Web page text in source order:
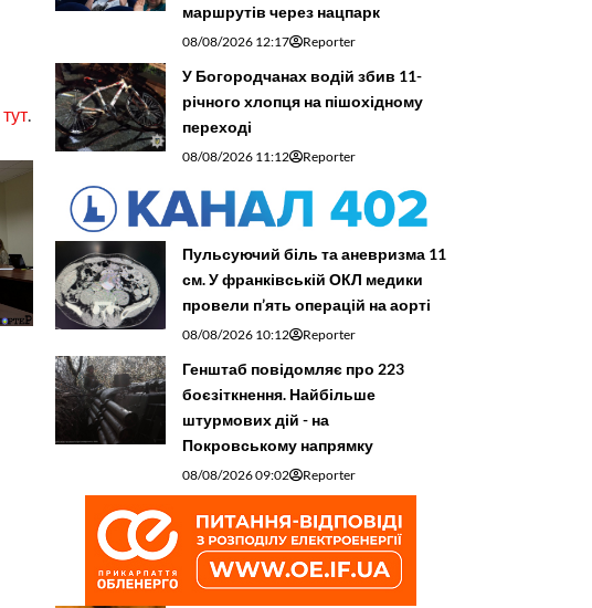
тут
маршрутів через нацпарк
08/08/2026 12:17 Reporter
У Богородчанах водій збив 11-
річного хлопця на пішохідному
переході
08/08/2026 11:12 Reporter
Пульсуючий біль та аневризма 11
см. У франківській ОКЛ медики
провели п’ять операцій на аорті
08/08/2026 10:12 Reporter
Генштаб повідомляє про 223
боєзіткнення. Найбільше
штурмових дій - на
Покровському напрямку
08/08/2026 09:02 Reporter